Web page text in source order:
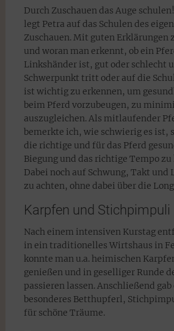
Durch Zuschauen das Auge
legt Petra auf das Schulen des
Zuschauen. Mit guten Erklärungen
und woran man erkennt, ob ein
Linkshänder ist, gut oder schlecht
Schwerpunkt tritt oder auf die
ist wichtig zu erkennen, um
beim Pferd vorzubeugen, zu
auszugleichen. Als mitlaufender
bemerkte ich, wie schwierig es ist,
die richtige und für das Pferd
Biegung und das richtige Tempo
Dabei noch auf Schwung, Takt und
zu achten, ohne dabei über die
Karpfen und Stichpimpuli
Nach einem intensiven Kurstag
in ein traditionelles Wirtshaus in
konnte man u.a. heimischen
genießen und in geselliger Runde
passieren lassen. Anschließend gab
besonderes Betthupferl,
für schöne Träume.